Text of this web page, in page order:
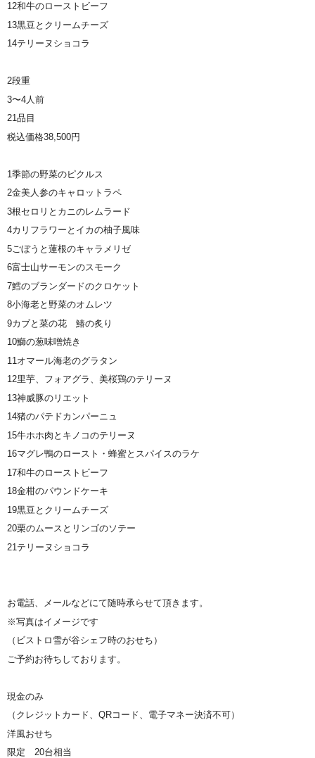
12和牛のローストビーフ
13黒豆とクリームチーズ
14テリーヌショコラ
2段重
3〜4人前
21品目
税込価格38,500円
1季節の野菜のピクルス
2金美人参のキャロットラペ
3根セロリとカニのレムラード
4カリフラワーとイカの柚子風味
5ごぼうと蓮根のキャラメリゼ
6富士山サーモンのスモーク
7鱈のブランダードのクロケット
8小海老と野菜のオムレツ
9カブと菜の花 鰆の炙り
10鰤の葱味噌焼き
11オマール海老のグラタン
12里芋、フォアグラ、美桜鶏のテリーヌ
13神威豚のリエット
14猪のパテドカンパーニュ
15牛ホホ肉とキノコのテリーヌ
16マグレ鴨のロースト・蜂蜜とスパイスのラケ
17和牛のローストビーフ
18金柑のパウンドケーキ
19黒豆とクリームチーズ
20栗のムースとリンゴのソテー
21テリーヌショコラ
お電話、メールなどにて随時承らせて頂きます。
※写真はイメージです
（ビストロ雪が谷シェフ時のおせち）
ご予約お待ちしております。
現金のみ
（クレジットカード、QRコード、電子マネー決済不可）
洋風おせち
限定 20台相当